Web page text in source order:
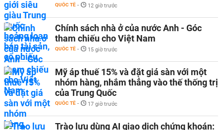
QUỐC TẾ - 12 giờ trước
Chính sách nhà ở của nước Anh - Góc
tham chiếu cho Việt Nam
QUỐC TẾ - 15 giờ trước
Mỹ áp thuế 15% và đặt giá sàn với một
nhóm hàng, nhắm thẳng vào thế thống trị
của Trung Quốc
QUỐC TẾ - 17 giờ trước
Trào lưu dùng AI giao dịch chứng khoán: